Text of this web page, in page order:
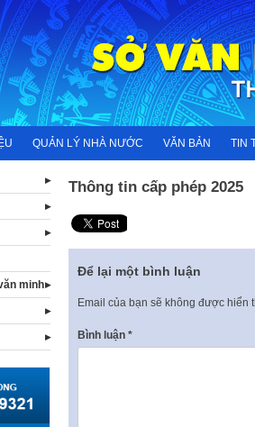
QUẢN LÝ NHÀ NƯỚC VĂN BẢN TIN
Thông tin cấp phép 2025
Để lại một bình luận
Email của bạn sẽ không được hiển
Bình luận *
minh